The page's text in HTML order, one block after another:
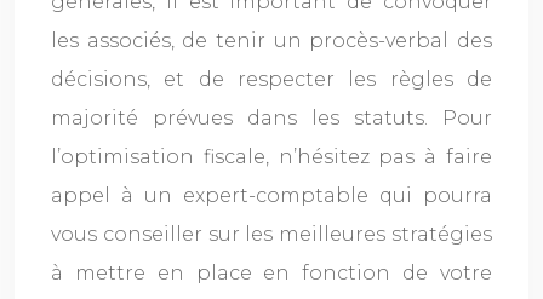
les associés, de tenir un procès-verbal des
décisions, et de respecter les règles de
majorité prévues dans les statuts. Pour
l’optimisation fiscale, n’hésitez pas à faire
appel à un expert-comptable qui pourra
vous conseiller sur les meilleures stratégies
à mettre en place en fonction de votre